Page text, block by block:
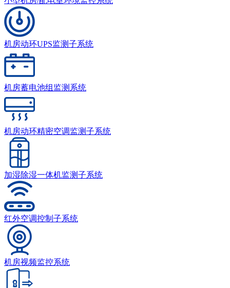
机房动环UPS监测子系统
机房蓄电池组监测系统
机房动环精密空调监测子系统
加湿除湿一体机监测子系统
红外空调控制子系统
机房视频监控系统